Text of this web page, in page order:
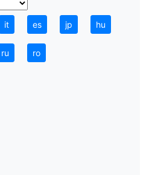
it es jp hu
ru ro